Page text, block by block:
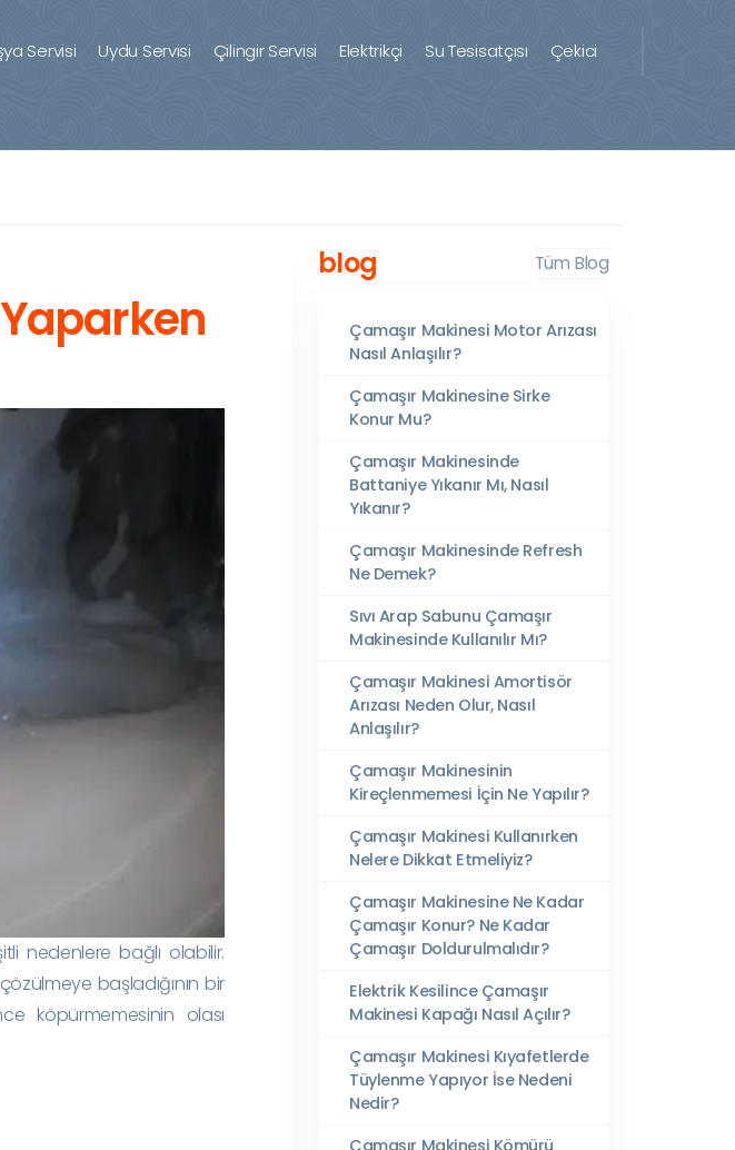
Servisi Uydu Servisi Çilingir Servisi Elektrikçi Su Tesisatçısı Çekici
nedenlere bağlı olabilir.
başladığının bir
köpürmemesinin olası
blog Tüm Blog
Çamaşır Makinesi Motor Arızası
Nasıl Anlaşılır?
Çamaşır Makinesine Sirke
Konur Mu?
Çamaşır Makinesinde
Battaniye Yıkanır Mı, Nasıl
Yıkanır?
Çamaşır Makinesinde Refresh
Ne Demek?
Sıvı Arap Sabunu Çamaşır
Makinesinde Kullanılır Mı?
Çamaşır Makinesi Amortisör
Arızası Neden Olur, Nasıl
Anlaşılır?
Çamaşır Makinesinin
Kireçlenmemesi İçin Ne Yapılır?
Çamaşır Makinesi Kullanırken
Nelere Dikkat Etmeliyiz?
Çamaşır Makinesine Ne Kadar
Çamaşır Konur? Ne Kadar
Çamaşır Doldurulmalıdır?
Elektrik Kesilince Çamaşır
Makinesi Kapağı Nasıl Açılır?
Çamaşır Makinesi Kıyafetlerde
Tüylenme Yapıyor İse Nedeni
Nedir?
Çamaşır Makinesi Kömürü